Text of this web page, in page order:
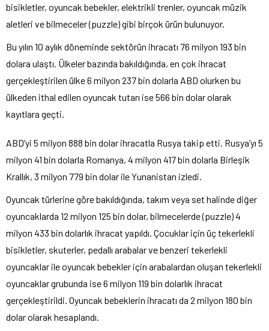
bisikletler, oyuncak bebekler, elektrikli trenler, oyuncak müzik
aletleri ve bilmeceler (puzzle) gibi birçok ürün bulunuyor.
Bu yılın 10 aylık döneminde sektörün ihracatı 76 milyon 193 bin
dolara ulaştı. Ülkeler bazında bakıldığında, en çok ihracat
gerçekleştirilen ülke 6 milyon 237 bin dolarla ABD olurken bu
ülkeden ithal edilen oyuncak tutarı ise 566 bin dolar olarak
kayıtlara geçti.
ABD’yi 5 milyon 888 bin dolar ihracatla Rusya takip etti. Rusya’yı 5
milyon 41 bin dolarla Romanya, 4 milyon 417 bin dolarla Birleşik
Krallık, 3 milyon 779 bin dolar ile Yunanistan izledi.
Oyuncak türlerine göre bakıldığında, takım veya set halinde diğer
oyuncaklarda 12 milyon 125 bin dolar, bilmecelerde (puzzle) 4
milyon 433 bin dolarlık ihracat yapıldı. Çocuklar için üç tekerlekli
bisikletler, skuterler, pedallı arabalar ve benzeri tekerlekli
oyuncaklar ile oyuncak bebekler için arabalardan oluşan tekerlekli
oyuncaklar grubunda ise 6 milyon 119 bin dolarlık ihracat
gerçekleştirildi. Oyuncak bebeklerin ihracatı da 2 milyon 180 bin
dolar olarak hesaplandı.